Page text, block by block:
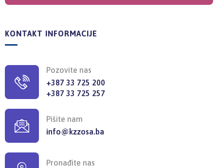
KONTAKT INFORMACIJE
Pozovite nas
+387 33 725 200
+387 33 725 257
Pišite nam
info@kzzosa.ba
Pronađite nas